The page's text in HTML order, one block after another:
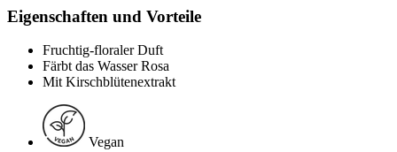
Eigenschaften und Vorteile
Fruchtig-floraler Duft
Färbt das Wasser Rosa
Mit Kirschblütenextrakt
Vegan